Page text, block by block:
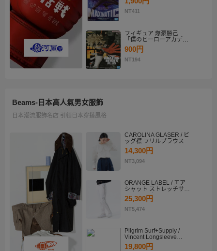
NT411
フィギュア 爆豪勝己
「僕のヒーローアカデミ
ア」 THE AMAZING
HEROES-PLUS-
KATSUKI BAKUGO II
900円
NT194
Beams-日本高人氣男女服飾
日本潮流服飾名店 引領日本穿搭風格
CAROLINA GLASER / ビ
ッグ襟 フリルブラウス
14,300円
NT3,094
ORANGE LABEL / エア
シャット ストレッチサイ
ドラインパンツ
25,300円
NT5,474
Pilgrim Surf+Supply /
Vincent Longsleeve
Shirt
19,800円